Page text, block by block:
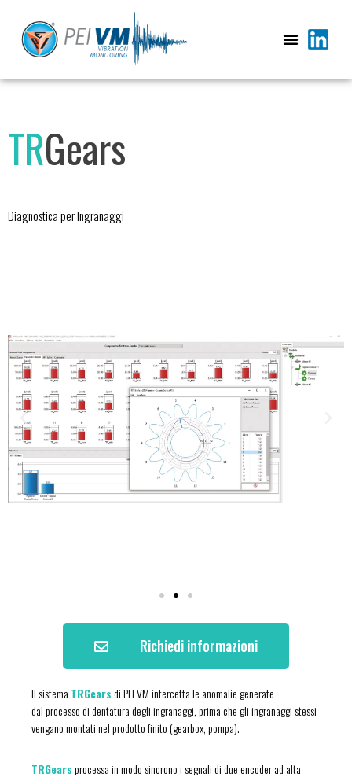
Vai
contenuto
TRGears
Diagnostica per Ingranaggi
Richiedi informazioni
Il sistema TRGearsdi PEI VM intercetta le anomalie generate
dal processo di dentatura degli ingranaggi, prima che gli ingranaggi stessi
vengano montati nel prodotto finito (gearbox, pompa).
TRGearsprocessa in modo sincrono i segnali di due encoder ad alta